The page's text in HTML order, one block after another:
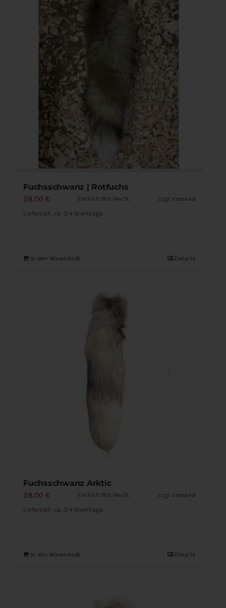
Pferdeschweife
Handschweife
Holzratschen
Tierfelle & Leder
Holzmasken
Kontakt
Fuchsschwanz | Rotfuchs
28,00 € Enthält 19% MwSt. zzgl. Versand
Lieferzeit: ca. 3-4 Werktage
In den Warenkorb Details
Fuchsschwanz Arktic
28,00 € Enthält 19% MwSt. zzgl. Versand
Lieferzeit: ca. 3-4 Werktage
In den Warenkorb Details